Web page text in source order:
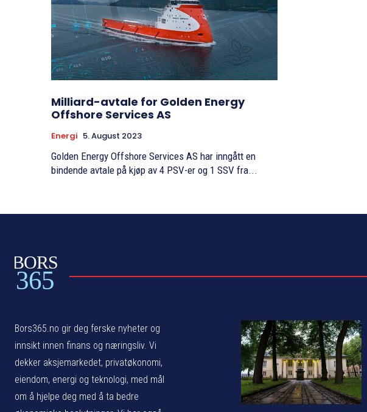
Milliard-avtale for Golden Energy
Offshore Services AS
Energi 5. August 2023
Golden Energy Offshore Services AS har inngått en
bindende avtale på kjøp av 4 PSV-er og 1 SSV fra...
BORS
365
Bors365.no gir deg ferske nyheter og
innsikt innen finans og næringsliv. Vi
dekker aksjemarkedet, privatøkonomi,
eiendom, energi og teknologi, med mål
om å hjelpe deg med å ta bedre